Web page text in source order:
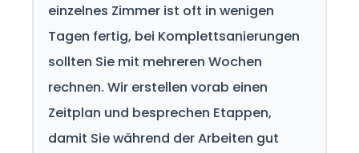
einzelnes Zimmer ist oft in wenigen
Tagen fertig, bei Komplettsanierungen
sollten Sie mit mehreren Wochen
rechnen. Wir erstellen vorab einen
Zeitplan und besprechen Etappen,
damit Sie während der Arbeiten gut